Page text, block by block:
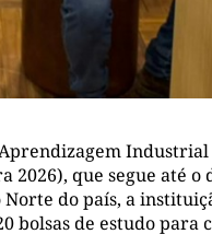
que segue até
do país, a
bolsas de estudo para